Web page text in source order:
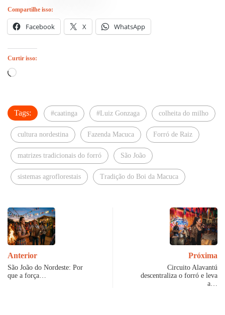
Compartilhe isso:
Facebook X WhatsApp
Curtir isso:
Carregando...
Tags: #caatinga #Luiz Gonzaga colheita do milho
cultura nordestina Fazenda Macuca Forró de Raiz
matrizes tradicionais do forró São João
sistemas agroflorestais Tradição do Boi da Macuca
Anterior
São João do Nordeste: Por
que a força…
Próxima
Circuito Alavantú
descentraliza o forró e leva
a…